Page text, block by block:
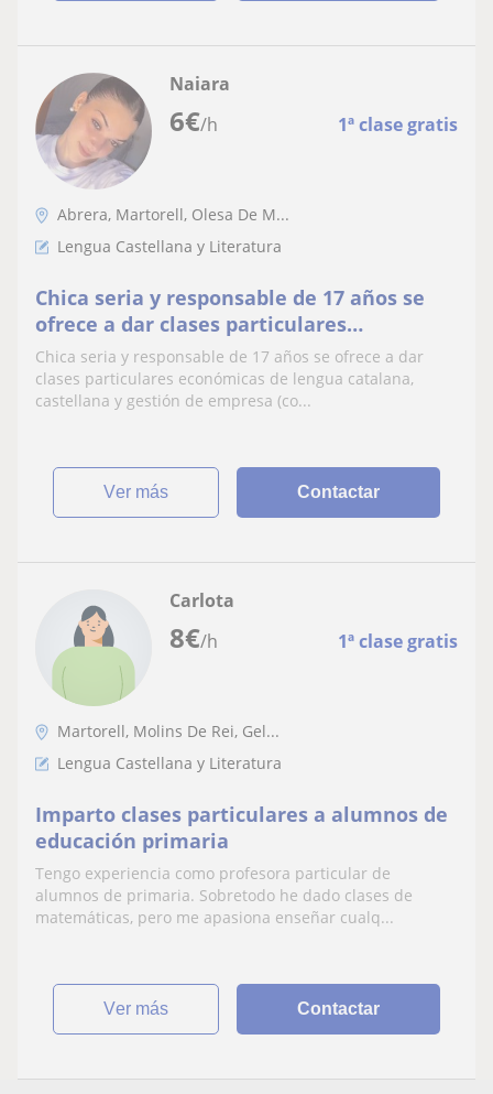
6€/h 1ª clase gratis
Naiara
Abrera, Martorell, Olesa De M...
Lengua Castellana y Literatura
Chica seria y responsable de 17 años se
ofrece a dar clases particulares
económicas de lengua catalana,
castellana y gestión de empresa
(contabilidad, RRHH...)
Chica seria y responsable de 17 años se ofrece a dar
clases particulares económicas de lengua catalana,
castellana y gestión de empresa (co...
ver más Contactar
8€/h 1ª clase gratis
Carlota
Martorell, Molins De Rei, Gel...
Lengua Castellana y Literatura
Imparto clases particulares a alumnos de
educación primaria
Tengo experiencia como profesora particular de
alumnos de primaria. Sobretodo he dado clases de
matemáticas, pero me apasiona enseñar cualq...
ver más Contactar